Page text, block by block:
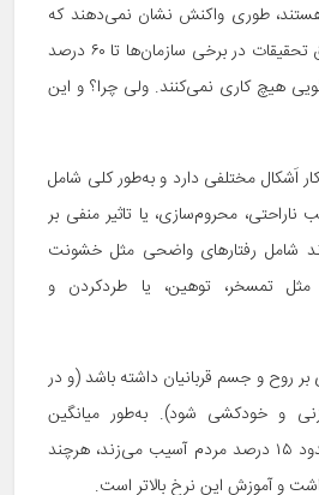
طوری واکنش نشان نمی‌دهند که
کمکی به قربانی کند. مطابق تحقیقات در برخی سازمان‌ها تا ۶۰ درصد
هیچ کاری نمی‌کنند. ولی چرا؟ و این
اَشکال مختلفی دارد و به‌طور کلی شامل
محروم‌سازی، یا تاثیر منفی بر
شامل رفتارهای واضحی مثل خشونت
مثل تمسخر، توهین، یا طردکردن و
بر روح و جسم قربانیان داشته باشد (و در
و خودکشی شود). به‌طور میانگین
مزاحمت در محل کار به حدود ۱۵ درصد مردم آسیب می‌زند، هرچند
و آموزش این نرخ بالاتر است.